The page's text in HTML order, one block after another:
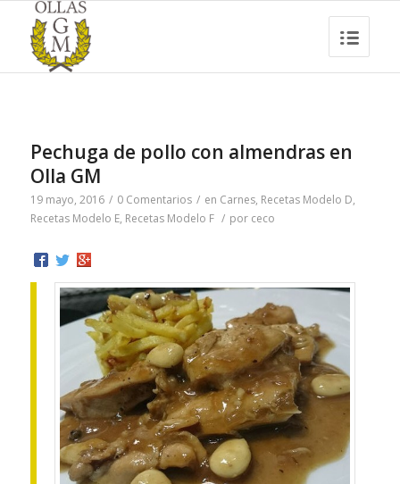
Pechuga de pollo con almendras en
Olla GM
19 mayo, 2016 / 0 Comentarios / en Carnes, Recetas Modelo D,
Recetas Modelo E, Recetas Modelo F / por ceco